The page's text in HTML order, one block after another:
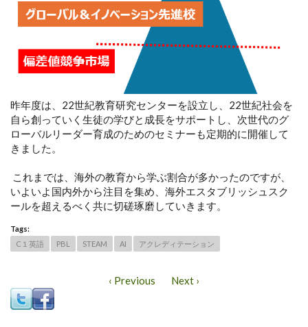
昨年度は、22世紀教育研究センターを設立し、22世紀社会を
自ら創っていく生徒の学びと成長をサポートし、次世代のグ
ローバルリーダー育成のためのセミナーも定期的に開催して
きました。
これまでは、海外の教育から学ぶ割合が多かったのですが、
いよいよ国内外から注目を集め、海外エスタブリッシュスク
ールを超えるべく共に切磋琢磨していきます。
Tags:
C１英語
PBL STEAM AI アクレディテーション
‹ Previous Next ›